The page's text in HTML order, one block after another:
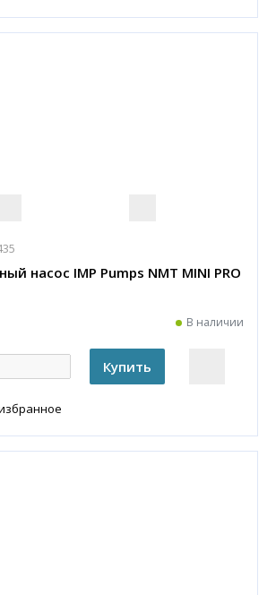
насос IMP Pumps NMT MINI PRO
В наличии